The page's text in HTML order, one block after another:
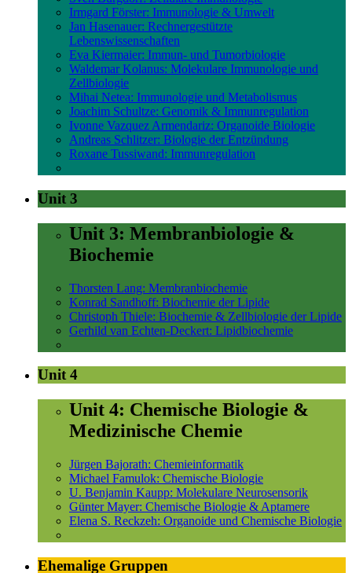
Irmgard Förster: Immunologie & Umwelt
Jan Hasenauer: Rechnergestützte
Lebenswissenschaften
Eva Kiermaier: Immun- und Tumorbiologie
Waldemar Kolanus: Molekulare Immunologie und
Zellbiologie
Mihai Netea: Immunologie und Metabolismus
Joachim Schultze: Genomik & Immunregulation
Ivonne Vazquez Armendariz: Organoide Biologie
Andreas Schlitzer: Biologie der Entzündung
Roxane Tussiwand: Immunregulation
Unit 3
Unit 3: Membranbiologie &
Biochemie
Thorsten Lang: Membranbiochemie
Konrad Sandhoff: Biochemie der Lipide
Christoph Thiele: Biochemie & Zellbiologie der Lipide
Gerhild van Echten-Deckert: Lipidbiochemie
Unit 4
Unit 4: Chemische Biologie &
Medizinische Chemie
Jürgen Bajorath: Chemieinformatik
Michael Famulok: Chemische Biologie
U. Benjamin Kaupp: Molekulare Neurosensorik
Günter Mayer: Chemische Biologie & Aptamere
Elena S. Reckzeh: Organoide und Chemische Biologie
Ehemalige Gruppen